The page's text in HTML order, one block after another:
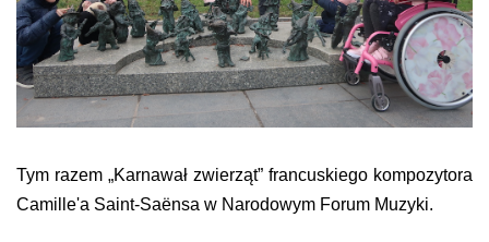
Tym razem „Karnawał zwierząt” francuskiego kompozytora
Camille'a Saint-Saënsa w Narodowym Forum Muzyki.